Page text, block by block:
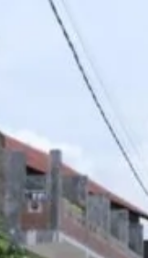
បានប្រាប់ថាក្រសួងអប់
បឋមហ្នឹងគឺមានន័យថា
រហូតមកដល់ពេលនេះមិនទ
បានចែង។ ជុំវិញករណីន
ត។ តែយ៉ាងណា លោកសំណូ
មទោនភាពចំពោះអ្វីដែល
នោះក្រសួងគួរតែគិតថា
ល់ក្រសួងអប់រំ យុវជន និង
ា ក្រសួងអប់រំក៏ដូចជាអង្
ញថា អញ្ចេះអញ្ចោះវិ
ប្រឡង ២៨ សីហា ២០២
ាក់ (៤០ ៦៧៨ នាក់) ស្ត្